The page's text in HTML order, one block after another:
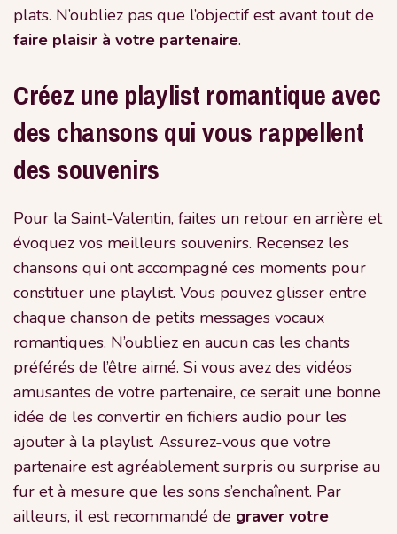
plats. N’oubliez pas que l’objectif est avant tout de
faire plaisir à votre partenaire.
Créez une playlist romantique avec
des chansons qui vous rappellent
des souvenirs
Pour la Saint-Valentin, faites un retour en arrière et
évoquez vos meilleurs souvenirs. Recensez les
chansons qui ont accompagné ces moments pour
constituer une playlist. Vous pouvez glisser entre
chaque chanson de petits messages vocaux
romantiques. N’oubliez en aucun cas les chants
préférés de l’être aimé. Si vous avez des vidéos
amusantes de votre partenaire, ce serait une bonne
idée de les convertir en fichiers audio pour les
ajouter à la playlist. Assurez-vous que votre
partenaire est agréablement surpris ou surprise au
fur et à mesure que les sons s’enchaînent. Par
ailleurs, il est recommandé de graver votre